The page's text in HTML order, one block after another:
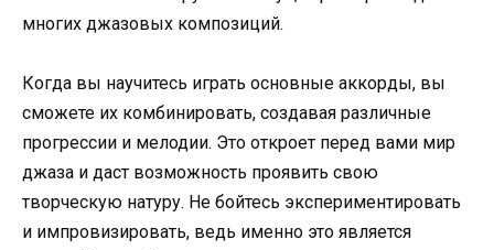
многих джазовых композиций.
Когда вы научитесь играть основные аккорды, вы
сможете их комбинировать, создавая различные
прогрессии и мелодии. Это откроет перед вами мир
джаза и даст возможность проявить свою
творческую натуру. Не бойтесь экспериментировать
и импровизировать, ведь именно это является